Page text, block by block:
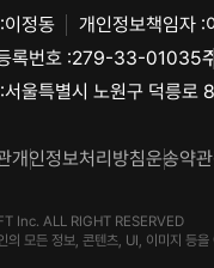
이정동 개인정보책임자 :
록번호 :279-33-01035
서울특별시 노원구 덕릉로
개인정보처리방침운송약관
Inc. ALL RIGHT RESERVED
의 모든 정보, 콘텐츠, UI, 이미지 등